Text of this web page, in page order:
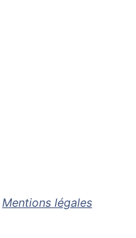
Mentions légales